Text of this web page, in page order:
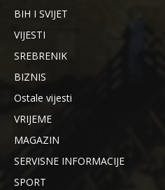
BIH I SVIJET
VIJESTI
SREBRENIK
BIZNIS
Ostale vijesti
VRIJEME
MAGAZIN
SERVISNE INFORMACIJE
SPORT